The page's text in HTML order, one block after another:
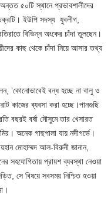
৫০টি স্থানে প্রভাবশালীদের
চক্রটি। ইউপি সদস্য যুবলীগ,
বিভিন্ন অংকের চাঁদা তুলছেন।
কাছ থেকে চাঁদা নিয়ে আসার তথ্য
‘কোনোভাবেই বন্ধ হচ্ছে না বালু ও
কাজের ব্যবসা করা হচ্ছে।পানগুছি
বছরই বর্ষা মৌসুমে তার খেসারত
অনেক গাছপালা যায় নদীগর্ভে।
মোহাম্মদ আল-বিরুনী জানান,
সহযোগিতায় প্রায়শ ব্যবস্থা নেওয়া
সে বিষয়ে সবসময় নিশ্চিত হওয়া